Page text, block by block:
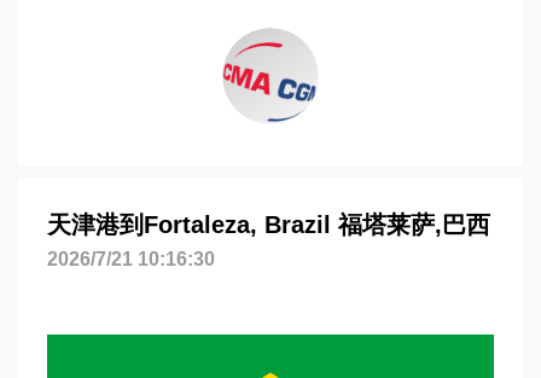
天津港到Fortaleza, Brazil 福塔莱萨,巴西
2026/7/21 10:16:30